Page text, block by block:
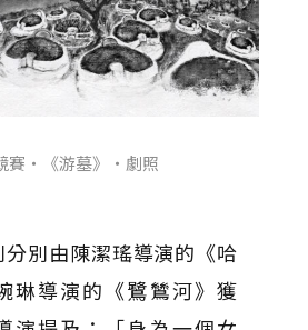
賽・《游墓》・劇照
別由陳潔瑤導演的《哈
琳導演的《鷺鷥河》獲